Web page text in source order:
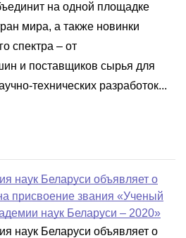
на одной площадке
мира, а также новинки
спектра – от
и поставщиков сырья для
технических разработок...
наук Беларуси объявляет о
присвоение звания «Ученый
наук Беларуси – 2020»
наук Беларуси объявляет о